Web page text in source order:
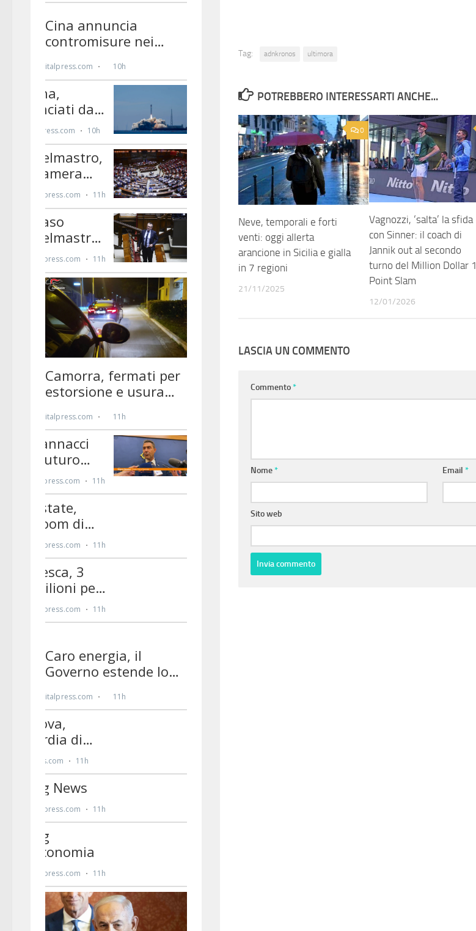
Tag: adnkronos ultimora
POTREBBERO INTERESSARTI ANCHE...
0
Neve, temporali e forti
venti: oggi allerta
arancione in Sicilia e gialla
in 7 regioni
21/11/2025
Vagnozzi, ‘salta’ la sfida
con Sinner: il coach di
Jannik out al secondo
turno del Million Dollar 1
Point Slam
12/01/2026
LASCIA UN COMMENTO
Commento*
Nome* Email*
Sito web